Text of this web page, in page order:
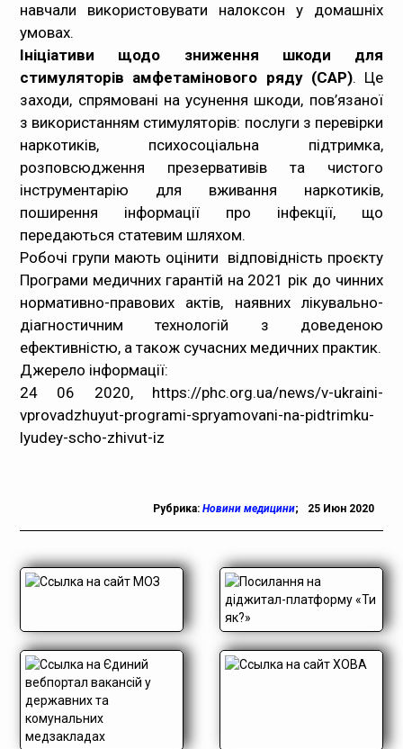
навчали використовувати налоксон у домашніх
умовах.
Ініціативи щодо зниження шкоди для
стимуляторів амфетамінового ряду (САР). Це
заходи, спрямовані на усунення шкоди, пов’язаної
з використанням стимуляторів: послуги з перевірки
наркотиків, психосоціальна підтримка,
розповсюдження презервативів та чистого
інструментарію для вживання наркотиків,
поширення інформації про інфекції, що
передаються статевим шляхом.
Робочі групи мають оцінити відповідність проєкту
Програми медичних гарантій на 2021 рік до чинних
нормативно-правових актів, наявних лікувально-
діагностичним технологій з доведеною
ефективністю, а також сучасних медичних практик.
Джерело інформації:
24 06 2020, https://phc.org.ua/news/v-ukraini-
vprovadzhuyut-programi-spryamovani-na-pidtrimku-
lyudey-scho-zhivut-iz
Рубрика: Новини медицини; 25 Июн 2020